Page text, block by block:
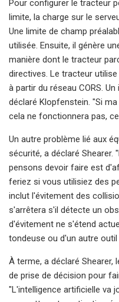
Pour configurer le tracteur
limite, la charge sur le
Une limite de champ
utilisée. Ensuite, il génère
manière dont le tracteur
directives. Le tracteur
à partir du réseau CORS.
déclaré Klopfenstein. "Si
cela ne fonctionnera pas,
Un autre problème lié aux
sécurité, a déclaré Shearer.
pensons devoir faire est
feriez si vous utilisiez des
inclut l'évitement des
s'arrêtera s'il détecte un
d'évitement ne s'étend
tondeuse ou d'un autre
À terme, a déclaré
de prise de décision pour
"L'intelligence artificielle va